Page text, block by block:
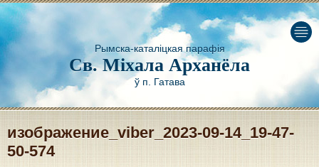
Рымска-каталіцкая парафія
Св. Міхала Арханёла
ў п. Гатава
изображение_viber_2023-09-14_19-47-
50-574